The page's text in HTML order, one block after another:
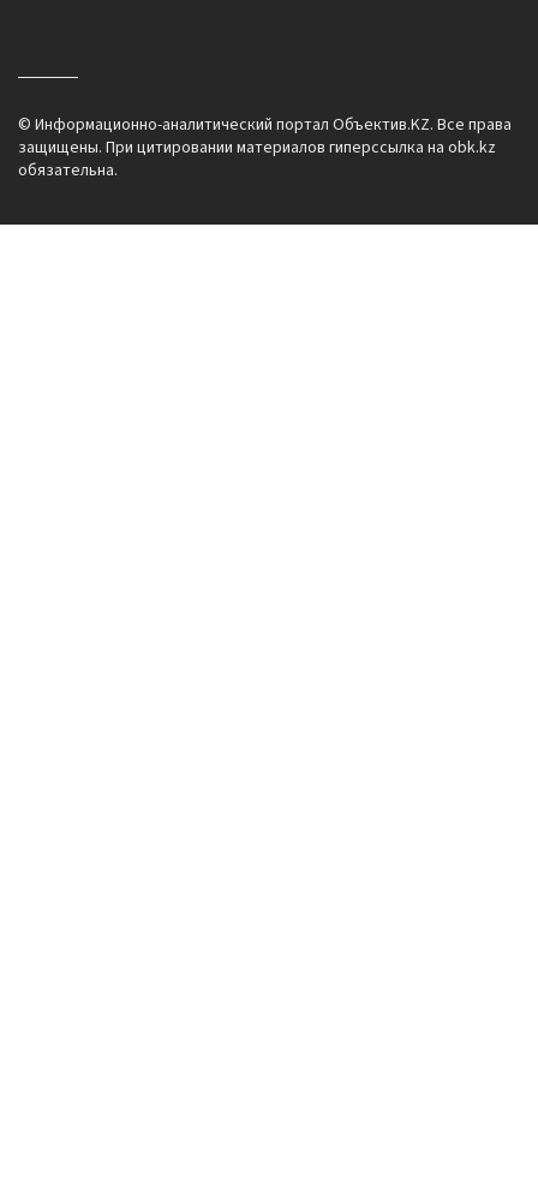
© Информационно-аналитический портал Объектив.KZ. Все права
защищены. При цитировании материалов гиперссылка на obk.kz
обязательна.